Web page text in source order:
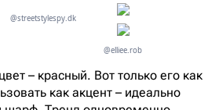
@streetstylespy.dk
@elliee.rob
– красный. Вот только его как
как акцент – идеально